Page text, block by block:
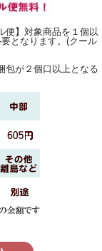
便】対象商品を１個以
となります。(クール
包が２個口以上となる